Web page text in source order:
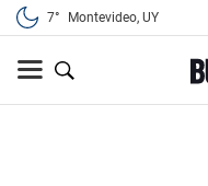
7° Montevideo, UY